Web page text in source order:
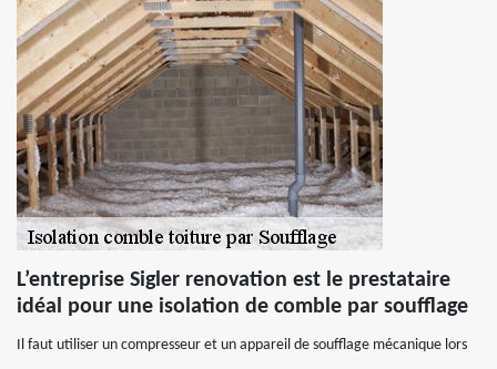
L’entreprise Sigler renovation est le prestataire
idéal pour une isolation de comble par soufflage
Il faut utiliser un compresseur et un appareil de soufflage mécanique lors